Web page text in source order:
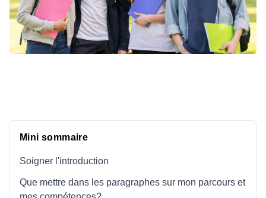
Mini sommaire
Soigner l'introduction
Que mettre dans les paragraphes sur mon parcours et